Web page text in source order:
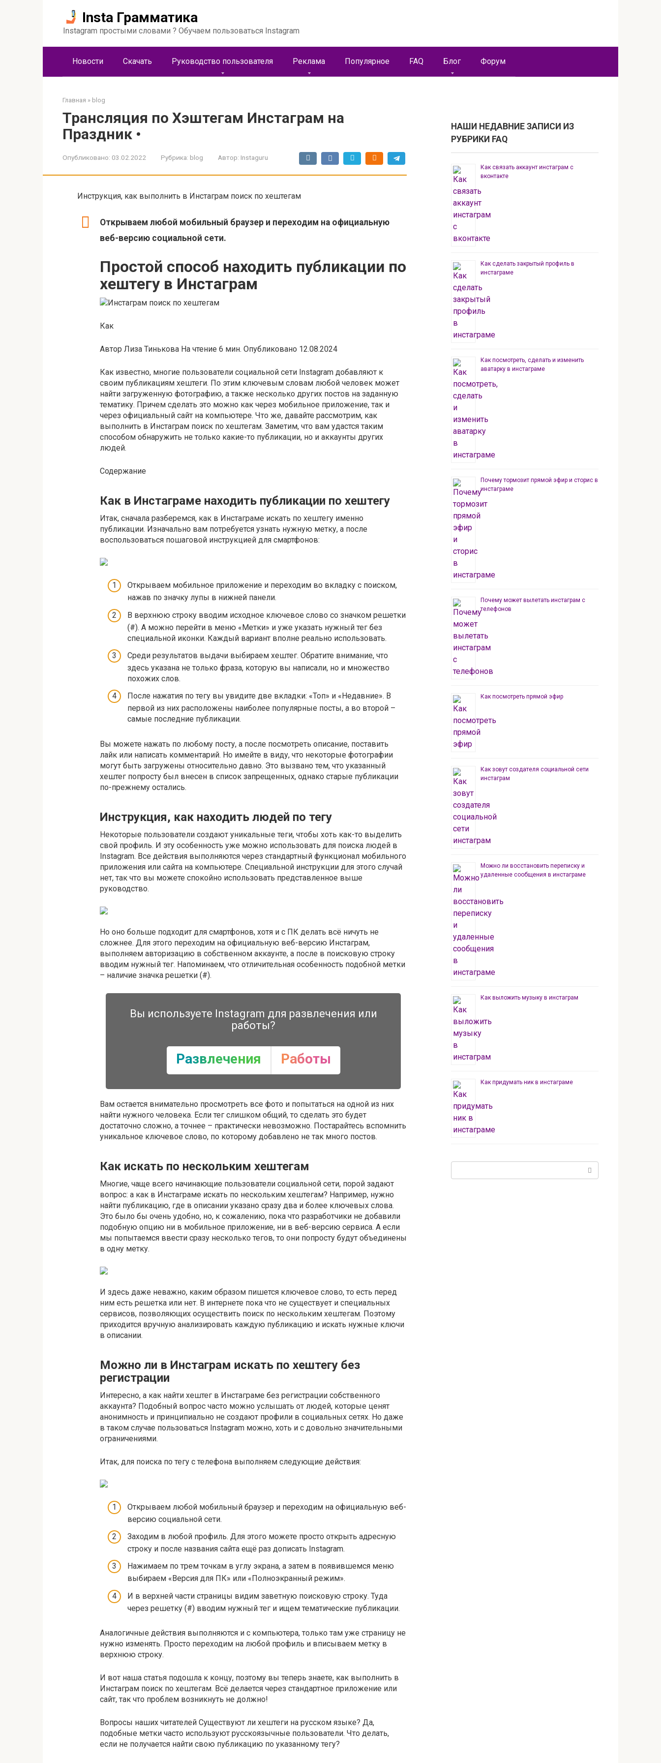
Insta Грамматика
Instagram простыми словами ? Обучаем пользоваться Instagram
Новости Скачать Руководство пользователя Реклама Популярное FAQ Блог Форум
Главная » blog
Трансляция по Хэштегам Инстаграм на
Праздник •
Опубликовано: 03.02.2022 Рубрика: blog Автор: Instaguru
Инструкция, как выполнить в Инстаграм поиск по хештегам
Открываем любой мобильный браузер и переходим на официальную
веб-версию социальной сети.
Простой способ находить публикации по
хештегу в Инстаграм
Как
Автор Лиза Тинькова На чтение 6 мин. Опубликовано 12.08.2024
Как известно, многие пользователи социальной сети Instagram добавляют к
своим публикациям хештеги. По этим ключевым словам любой человек может
найти загруженную фотографию, а также несколько других постов на заданную
тематику. Причем сделать это можно как через мобильное приложение, так и
через официальный сайт на компьютере. Что же, давайте рассмотрим, как
выполнить в Инстаграм поиск по хештегам. Заметим, что вам удастся таким
способом обнаружить не только какие-то публикации, но и аккаунты других
людей.
Содержание
Как в Инстаграме находить публикации по хештегу
Итак, сначала разберемся, как в Инстаграме искать по хештегу именно
публикации. Изначально вам потребуется узнать нужную метку, а после
воспользоваться пошаговой инструкцией для смартфонов:
Открываем мобильное приложение и переходим во вкладку с поиском,
нажав по значку лупы в нижней панели.
В верхнюю строку вводим исходное ключевое слово со значком решетки
(#). А можно перейти в меню «Метки» и уже указать нужный тег без
специальной иконки. Каждый вариант вполне реально использовать.
Среди результатов выдачи выбираем хештег. Обратите внимание, что
здесь указана не только фраза, которую вы написали, но и множество
похожих слов.
После нажатия по тегу вы увидите две вкладки: «Топ» и «Недавние». В
первой из них расположены наиболее популярные посты, а во второй –
самые последние публикации.
Вы можете нажать по любому посту, а после посмотреть описание, поставить
лайк или написать комментарий. Но имейте в виду, что некоторые фотографии
могут быть загружены относительно давно. Это вызвано тем, что указанный
хештег попросту был внесен в список запрещенных, однако старые публикации
по-прежнему остались.
Инструкция, как находить людей по тегу
Некоторые пользователи создают уникальные теги, чтобы хоть как-то выделить
свой профиль. И эту особенность уже можно использовать для поиска людей в
Instagram. Все действия выполняются через стандартный функционал мобильного
приложения или сайта на компьютере. Специальной инструкции для этого случай
нет, так что вы можете спокойно использовать представленное выше
руководство.
Но оно больше подходит для смартфонов, хотя и с ПК делать всё ничуть не
сложнее. Для этого переходим на официальную веб-версию Инстаграм,
выполняем авторизацию в собственном аккаунте, а после в поисковую строку
вводим нужный тег. Напоминаем, что отличительная особенность подобной метки
– наличие значка решетки (#).
Вы используете Instagram для развлечения или
работы?
Развлечения Работы
Вам остается внимательно просмотреть все фото и попытаться на одной из них
найти нужного человека. Если тег слишком общий, то сделать это будет
достаточно сложно, а точнее – практически невозможно. Постарайтесь вспомнить
уникальное ключевое слово, по которому добавлено не так много постов.
Как искать по нескольким хештегам
Многие, чаще всего начинающие пользователи социальной сети, порой задают
вопрос: а как в Инстаграме искать по нескольким хештегам? Например, нужно
найти публикацию, где в описании указано сразу два и более ключевых слова.
Это было бы очень удобно, но, к сожалению, пока что разработчики не добавили
подобную опцию ни в мобильное приложение, ни в веб-версию сервиса. А если
мы попытаемся ввести сразу несколько тегов, то они попросту будут объединены
в одну метку.
И здесь даже неважно, каким образом пишется ключевое слово, то есть перед
ним есть решетка или нет. В интернете пока что не существует и специальных
сервисов, позволяющих осуществить поиск по нескольким хештегам. Поэтому
приходится вручную анализировать каждую публикацию и искать нужные ключи
в описании.
Можно ли в Инстаграм искать по хештегу без
регистрации
Интересно, а как найти хештег в Инстаграме без регистрации собственного
аккаунта? Подобный вопрос часто можно услышать от людей, которые ценят
анонимность и принципиально не создают профили в социальных сетях. Но даже
в таком случае пользоваться Instagram можно, хоть и с довольно значительными
ограничениями.
Итак, для поиска по тегу с телефона выполняем следующие действия:
Открываем любой мобильный браузер и переходим на официальную веб-
версию социальной сети.
Заходим в любой профиль. Для этого можете просто открыть адресную
строку и после названия сайта ещё раз дописать Instagram.
Нажимаем по трем точкам в углу экрана, а затем в появившемся меню
выбираем «Версия для ПК» или «Полноэкранный режим».
И в верхней части страницы видим заветную поисковую строку. Туда
через решетку (#) вводим нужный тег и ищем тематические публикации.
Аналогичные действия выполняются и с компьютера, только там уже страницу не
нужно изменять. Просто переходим на любой профиль и вписываем метку в
верхнюю строку.
И вот наша статья подошла к концу, поэтому вы теперь знаете, как выполнить в
Инстаграм поиск по хештегам. Всё делается через стандартное приложение или
сайт, так что проблем возникнуть не должно!
Вопросы наших читателей Существуют ли хештеги на русском языке? Да,
подобные метки часто используют русскоязычные пользователи. Что делать,
если не получается найти свою публикацию по указанному тегу?
НАШИ НЕДАВНИЕ ЗАПИСИ ИЗ
РУБРИКИ FAQ
Как связать аккаунт инстаграм с
вконтакте
Как сделать закрытый профиль в
инстаграме
Как посмотреть, сделать и изменить
аватарку в инстаграме
Почему тормозит прямой эфир и сторис в
инстаграме
Почему может вылетать инстаграм с
телефонов
Как посмотреть прямой эфир
Как зовут создателя социальной сети
инстаграм
Можно ли восстановить переписку и
удаленные сообщения в инстаграме
Как выложить музыку в инстаграм
Как придумать ник в инстаграме